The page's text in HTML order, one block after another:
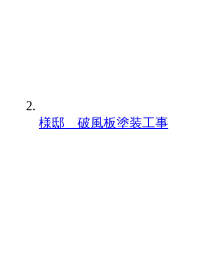
様邸 破風板塗装工事